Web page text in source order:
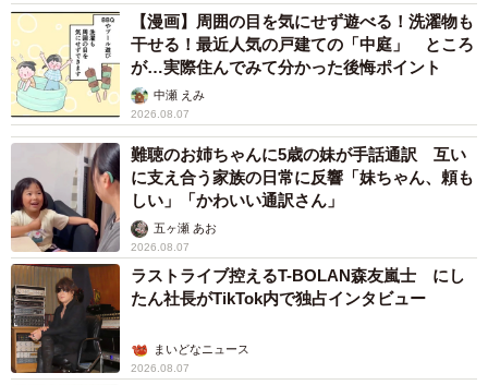
【漫画】周囲の目を気にせず遊べる！洗濯物も
干せる！最近人気の戸建ての「中庭」 ところ
が…実際住んでみて分かった後悔ポイント
中瀬 えみ
2026.08.07
難聴のお姉ちゃんに5歳の妹が手話通訳 互い
に支え合う家族の日常に反響「妹ちゃん、頼も
しい」「かわいい通訳さん」
五ヶ瀬 あお
2026.08.07
ラストライブ控えるT-BOLAN森友嵐士 にし
たん社長がTikTok内で独占インタビュー
まいどなニュース
2026.08.07